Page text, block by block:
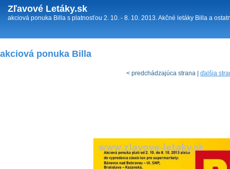
Zľavové Letáky.sk
akciová ponuka Billa s platnosťou 2. 10. - 8. 10. 2013. Akčné letáky Billa a
akciová ponuka Billa
< predchádzajúca strana | ďalšia